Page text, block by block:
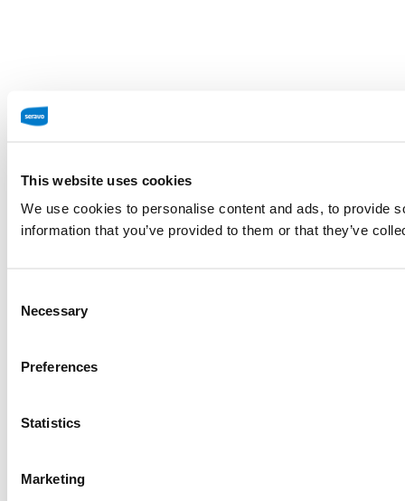
This website uses cookies
We use cookies to personalise content and ads, to provide
information that you’ve provided to them or that they’ve
Selection
Necessary
Preferences
Statistics
Marketing